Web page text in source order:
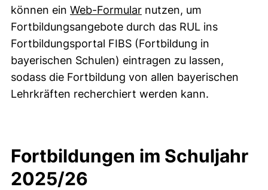
können ein Web-Formular nutzen, um
Fortbildungsangebote durch das RUL ins
Fortbildungsportal FIBS (Fortbildung in
bayerischen Schulen) eintragen zu lassen,
sodass die Fortbildung von allen bayerischen
Lehrkräften recherchiert werden kann.
Fortbildungen im Schuljahr
2025/26